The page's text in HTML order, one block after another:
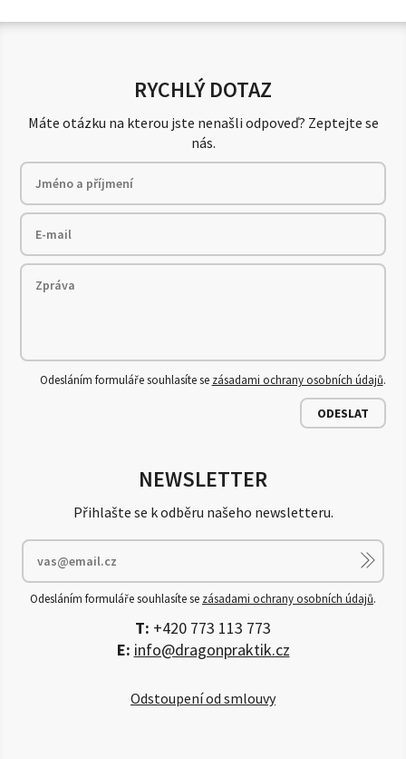
RYCHLÝ DOTAZ
Máte otázku na kterou jste nenašli odpoveď? Zeptejte se
nás.
Odesláním formuláře souhlasíte se zásadami ochrany osobních údajů.
ODESLAT
NEWSLETTER
Přihlašte se k odběru našeho newsletteru.
Odesláním formuláře souhlasíte se zásadami ochrany osobních údajů.
T: +420 773 113 773
E: info@dragonpraktik.cz
Odstoupení od smlouvy